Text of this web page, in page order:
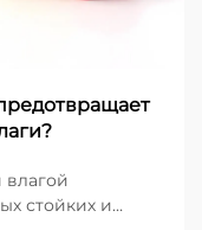
стойких и